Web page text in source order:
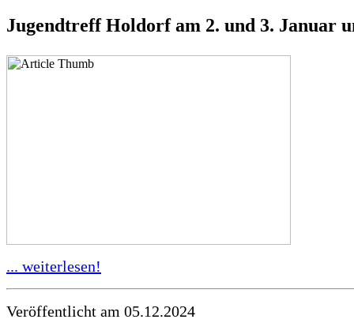
Jugendtreff Holdorf am 2. und 3. Januar
... weiterlesen!
Veröffentlicht am 05.12.2024